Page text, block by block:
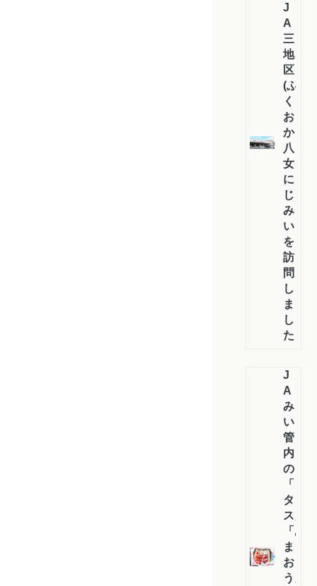
J
A
三
地
区
(ふ
く
お
か
八
女、
に
じ、
み
い）
を
訪
問
し
ま
し
た
J
A
み
い
管
内
の
「レ
タ
ス」
「あ
ま
お
う」